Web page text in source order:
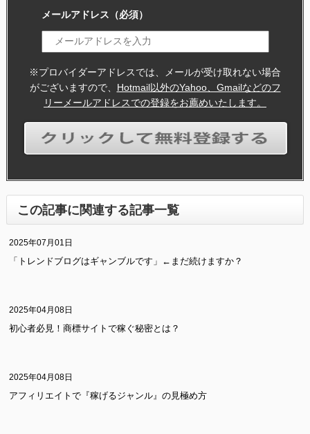
メールアドレス （必須）
※プロバイダーアドレスでは、メールが受け取れない場合
がございますので、 Hotmail以外のYahoo、Gmailなどのフ
リーメールアドレスでの登録をお薦めいたします。
この記事に関連する記事一覧
2025年07月01日
「トレンドブログはギャンブルです」←まだ続けますか？
2025年04月08日
初心者必見！商標サイトで稼ぐ秘密とは？
2025年04月08日
アフィリエイトで『稼げるジャンル』の見極め方